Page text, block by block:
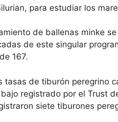
para estudiar los
de ballenas minke
de este singular
167.
tasas de tiburón peregrino
registrado por el Trust
siete tiburones